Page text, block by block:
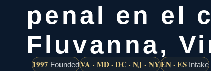
penal en el
Fluvanna,
1997 FoundedVA · MD · DC · NJ · NYEN · ES Intake